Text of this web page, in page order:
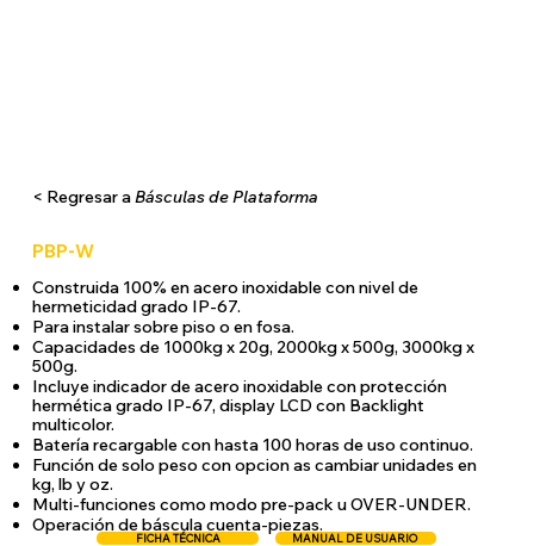
< Regresar aBásculas de Plataforma
MANUAL DE USUARIO
Construida 100% en acero inoxidable con nivel de
hermeticidad grado IP-67.
Para instalar sobre piso o en fosa.
Capacidades de 1000kg x 20g, 2000kg x 500g, 3000kg x
500g.
Incluye indicador de acero inoxidable con protección
hermética grado IP-67, display LCD con Backlight
multicolor.
Batería recargable con hasta 100 horas de uso continuo.
Función de solo peso con opcion as cambiar unidades en
kg, lb y oz.
Multi-funciones como modo pre-pack u OVER-UNDER.
Operación de báscula cuenta-piezas.
FICHA TÉCNICA
PBP-W